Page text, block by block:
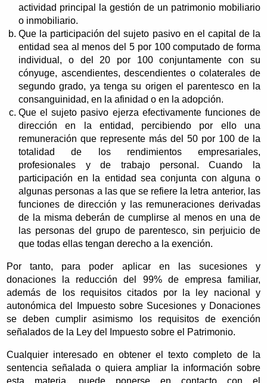
actividad principal la gestión de un patrimonio mobiliario
o inmobiliario.
Que la participación del sujeto pasivo en el capital de la
entidad sea al menos del 5 por 100 computado de forma
individual, o del 20 por 100 conjuntamente con su
cónyuge, ascendientes, descendientes o colaterales de
segundo grado, ya tenga su origen el parentesco en la
consanguinidad, en la afinidad o en la adopción.
Que el sujeto pasivo ejerza efectivamente funciones de
dirección en la entidad, percibiendo por ello una
remuneración que represente más del 50 por 100 de la
totalidad de los rendimientos empresariales,
profesionales y de trabajo personal. Cuando la
participación en la entidad sea conjunta con alguna o
algunas personas a las que se refiere la letra anterior, las
funciones de dirección y las remuneraciones derivadas
de la misma deberán de cumplirse al menos en una de
las personas del grupo de parentesco, sin perjuicio de
que todas ellas tengan derecho a la exención.
Por tanto, para poder aplicar en las sucesiones y
donaciones la reducción del 99% de empresa familiar,
además de los requisitos citados por la ley nacional y
autonómica del Impuesto sobre Sucesiones y Donaciones
se deben cumplir asimismo los requisitos de exención
señalados de la Ley del Impuesto sobre el Patrimonio.
Cualquier interesado en obtener el texto completo de la
sentencia señalada o quiera ampliar la información sobre
esta materia, puede ponerse en contacto con el